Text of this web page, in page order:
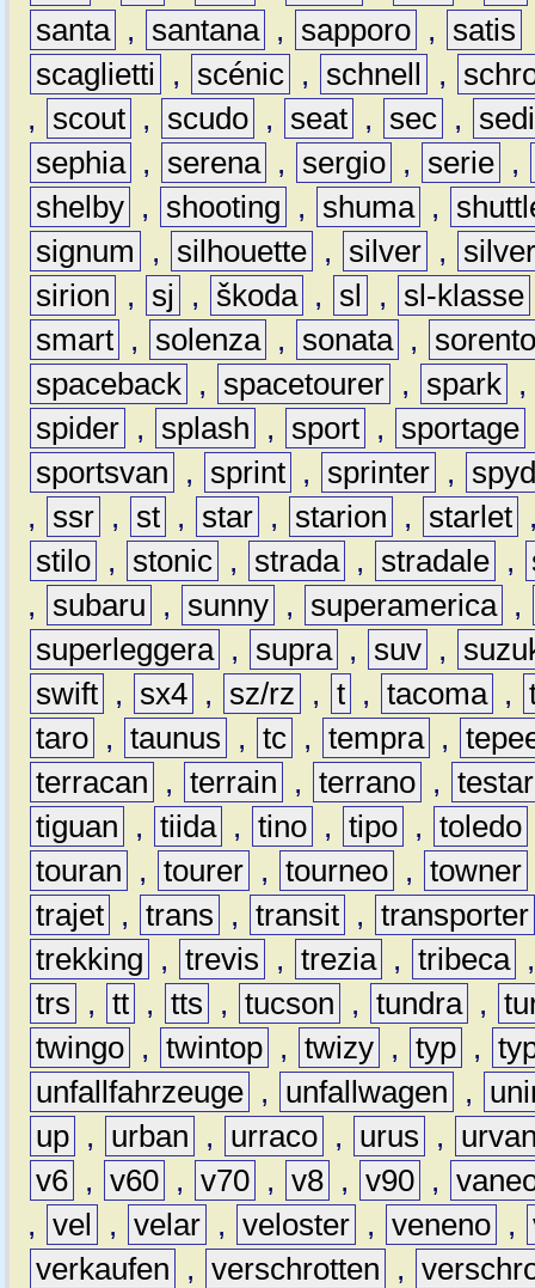
santa , santana , sapporo , satis
scaglietti
, scénic , schnell ,
,
scout , scudo , seat , sec ,
sephia , serena , sergio , serie ,
shelby , shooting , shuma ,
signum
, silhouette , silver ,
sirion
, sj , škoda , sl , sl-klasse
smart , solenza , sonata ,
spaceback , spacetourer , spark ,
spider , splash , sport , sportage
sportsvan
, sprint , sprinter ,
,
ssr , st , star , starion , starlet
stilo , stonic , strada , stradale ,
,
subaru , sunny , superamerica ,
superleggera , supra , suv ,
swift , sx4 , sz/rz , t , tacoma ,
taro , taunus , tc , tempra ,
terracan
, terrain , terrano ,
tiguan
, tiida , tino , tipo , toledo
touran
, tourer , tourneo , towner
trajet , trans , transit , transporter
trekking
, trevis , trezia , tribeca
trs
, tt , tts , tucson , tundra ,
twingo , twintop , twizy , typ ,
unfallfahrzeuge , unfallwagen ,
up , urban , urraco , urus ,
v6 , v60 , v70 , v8 , v90 ,
, vel , velar , veloster , veneno ,
verkaufen
, verschrotten ,